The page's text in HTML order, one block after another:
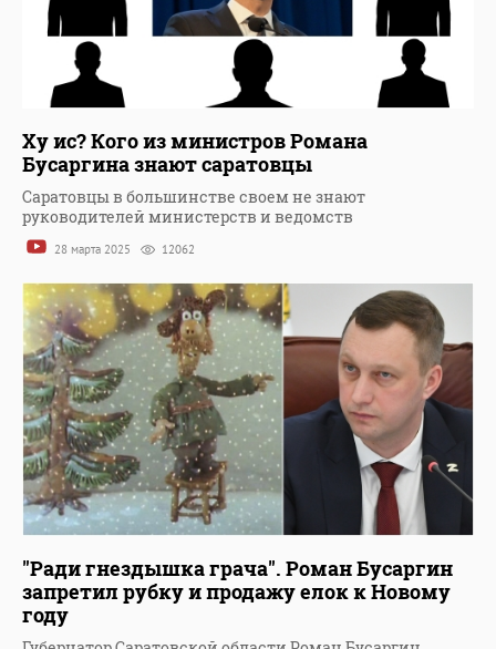
Ху ис? Кого из министров Романа
Бусаргина знают саратовцы
Саратовцы в большинстве своем не знают
руководителей министерств и ведомств
28 марта 2025 12062
"Ради гнездышка грача". Роман Бусаргин
запретил рубку и продажу елок к Новому
году